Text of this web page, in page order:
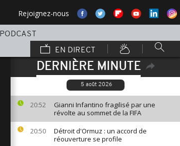
Rejoignez-nous
PODCAST
EN DIRECT
DERNIÈRE MINUTE
5 août 2026
20:52
Gianni Infantino fragilisé par une
révolte au sommet de la FIFA
20:50
Détroit d'Ormuz : un accord de
réouverture se profile